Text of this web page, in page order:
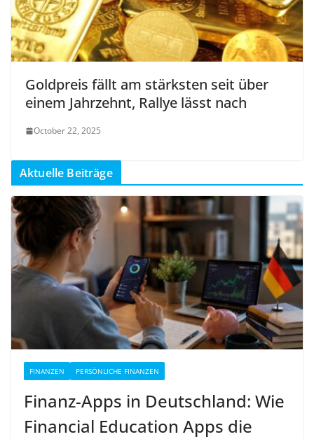
Goldpreis fällt am stärksten seit über
einem Jahrzehnt, Rallye lässt nach
October 22, 2025
Aktuelle Beiträge
FINANZEN PERSÖNLICHE FINANZEN
Finanz-Apps in Deutschland: Wie
Financial Education Apps die